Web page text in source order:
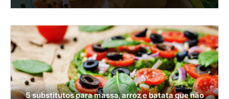
5 substitutos para massa, arroz e batata que não